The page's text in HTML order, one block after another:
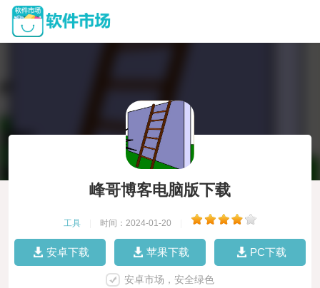
峰哥博客电脑版下载
工具 时间：2024-01-20
安卓下载 苹果下载 PC下载
安卓市场，安全绿色